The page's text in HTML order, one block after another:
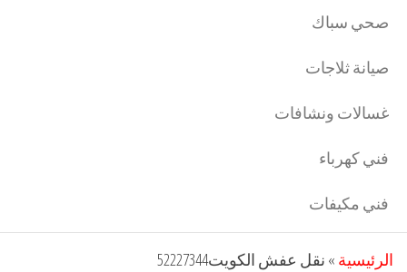
صحي سباك
صيانة ثلاجات
غسالات ونشافات
فني كهرباء
فني مكيفات
الرئيسية » نقل عفش الكويت52227344